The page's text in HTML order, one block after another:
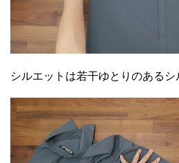
シルエットは若干ゆとりのあるシ